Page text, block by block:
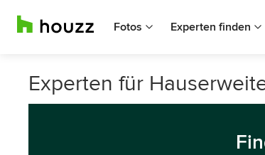
Fotos Experten finden
Experten für